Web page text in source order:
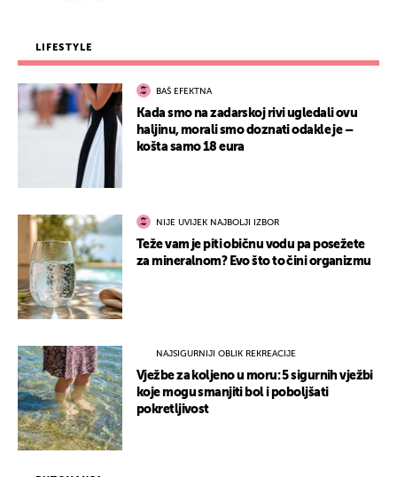
LIFESTYLE
BAŠ EFEKTNA
Kada smo na zadarskoj rivi ugledali ovu
haljinu, morali smo doznati odakle je –
košta samo 18 eura
NIJE UVIJEK NAJBOLJI IZBOR
Teže vam je piti običnu vodu pa posežete
za mineralnom? Evo što to čini organizmu
NAJSIGURNIJI OBLIK REKREACIJE
Vježbe za koljeno u moru: 5 sigurnih vježbi
koje mogu smanjiti bol i poboljšati
pokretljivost